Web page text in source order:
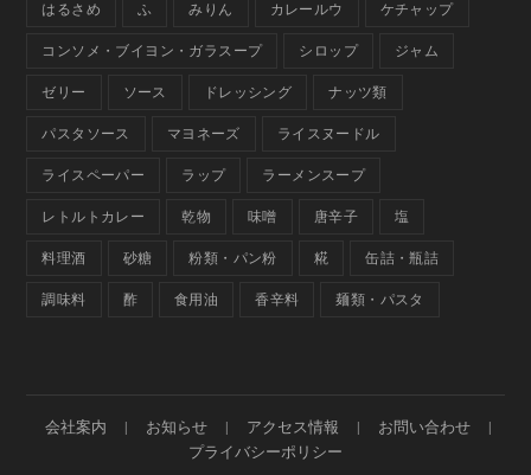
はるさめ ふ みりん カレールウ ケチャップ
コンソメ・ブイヨン・ガラスープ シロップ ジャム
ゼリー ソース ドレッシング ナッツ類
パスタソース マヨネーズ ライスヌードル
ライスペーパー ラップ ラーメンスープ
レトルトカレー 乾物 味噌 唐辛子 塩
料理酒 砂糖 粉類・パン粉 糀 缶詰・瓶詰
調味料 酢 食用油 香辛料 麺類・パスタ
会社案内 お知らせ アクセス情報
お問い合わせ
プライバシーポリシー